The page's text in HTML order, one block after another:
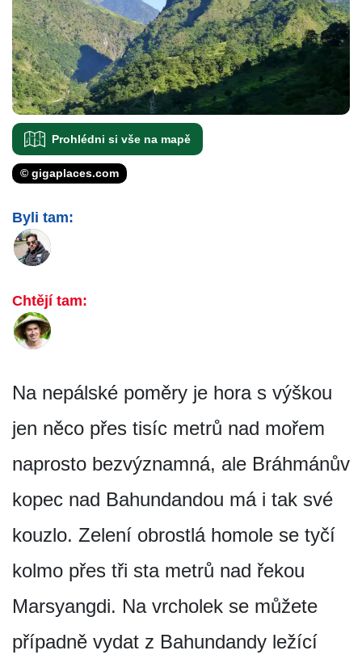
Prohlédni si vše na mapě
© gigaplaces.com
Byli tam:
Chtějí tam:
Na nepálské poměry je hora s výškou
jen něco přes tisíc metrů nad mořem
naprosto bezvýznamná, ale Bráhmánův
kopec nad Bahundandou má i tak své
kouzlo. Zelení obrostlá homole se tyčí
kolmo přes tři sta metrů nad řekou
Marsyangdi. Na vrcholek se můžete
případně vydat z Bahundandy ležící